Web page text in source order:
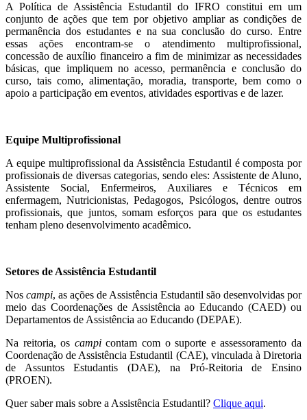
A Política de Assistência Estudantil do IFRO constitui em um
conjunto de ações que tem por objetivo ampliar as condições de
permanência dos estudantes e na sua conclusão do curso. Entre
essas ações encontram-se o atendimento multiprofissional,
concessão de auxílio financeiro a fim de minimizar as necessidades
básicas, que impliquem no acesso, permanência e conclusão do
curso, tais como, alimentação, moradia, transporte, bem como o
apoio a participação em eventos, atividades esportivas e de lazer.
Equipe Multiprofissional
A equipe multiprofissional da Assistência Estudantil é composta por
profissionais de diversas categorias, sendo eles: Assistente de Aluno,
Assistente Social, Enfermeiros, Auxiliares e Técnicos em
enfermagem, Nutricionistas, Pedagogos, Psicólogos, dentre outros
profissionais, que juntos, somam esforços para que os estudantes
tenham pleno desenvolvimento acadêmico.
Setores de Assistência Estudantil
Nos campi, as ações de Assistência Estudantil são desenvolvidas por
meio das Coordenações de Assistência ao Educando (CAED) ou
Departamentos de Assistência ao Educando (DEPAE).
Na reitoria, os campicontam com o suporte e assessoramento da
Coordenação de Assistência Estudantil (CAE), vinculada à Diretoria
de Assuntos Estudantis (DAE), na Pró-Reitoria de Ensino
(PROEN).
Quer saber mais sobre a Assistência Estudantil? Clique aqui.